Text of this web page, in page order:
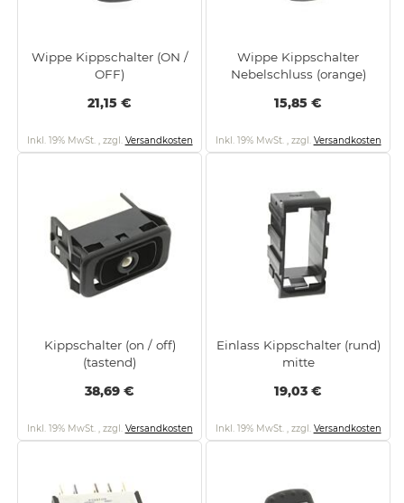
Wippe Kippschalter (ON /
OFF)
21,15 €
Inkl. 19% MwSt. , zzgl. Versandkosten
Wippe Kippschalter
Nebelschluss (orange)
15,85 €
Inkl. 19% MwSt. , zzgl. Versandkosten
Kippschalter (on / off)
(tastend)
38,69 €
Inkl. 19% MwSt. , zzgl. Versandkosten
Einlass Kippschalter (rund)
mitte
19,03 €
Inkl. 19% MwSt. , zzgl. Versandkosten